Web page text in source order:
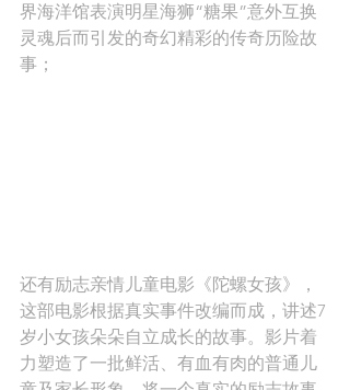
界海洋馆表演明星海狮“糖果”意外互换
灵魂后而引发的奇幻精彩的传奇历险故
事；
还有励志亲情儿童电影《陀螺女孩》，
这部电影根据真实事件改编而成，讲述7
岁小女孩朵朵自立成长的故事。影片着
力塑造了一批鲜活、有血有肉的普通儿